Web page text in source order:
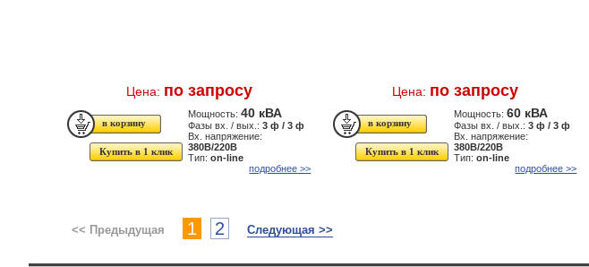
Цена: по запросу
Купить в 1 клик
Мощность:40 кВА
Фазы вх. / вых.:3 ф / 3 ф
Вх. напряжение:
380В/220В
Тип:on-line
подробнее >>
Цена: по запросу
Купить в 1 клик
Мощность:60 кВА
Фазы вх. / вых.:3 ф / 3 ф
Вх. напряжение:
380В/220В
Тип:on-line
подробнее >>
<< Предыдущая 1 2 Следующая >>